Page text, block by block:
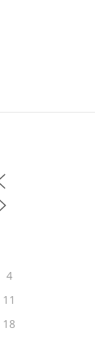
4
11
18